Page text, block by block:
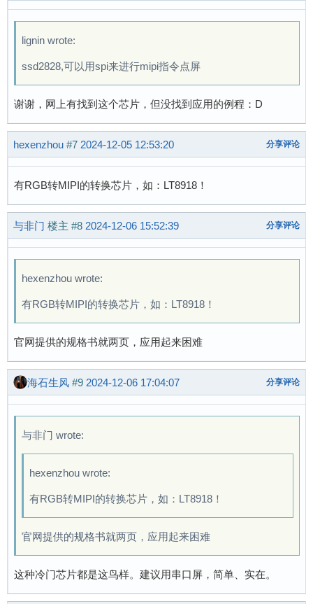
lignin wrote:
ssd2828,可以用spi来进行mipi指令点屏
谢谢，网上有找到这个芯片，但没找到应用的例程：D
hexenzhou #7 2024-12-05 12:53:20 分享评论
有RGB转MIPI的转换芯片，如：LT8918！
与非门 楼主 #8 2024-12-06 15:52:39 分享评论
hexenzhou wrote:
有RGB转MIPI的转换芯片，如：LT8918！
官网提供的规格书就两页，应用起来困难
海石生风 #9 2024-12-06 17:04:07 分享评论
与非门 wrote:
hexenzhou wrote:
有RGB转MIPI的转换芯片，如：LT8918！
官网提供的规格书就两页，应用起来困难
这种冷门芯片都是这鸟样。建议用串口屏，简单、实在。